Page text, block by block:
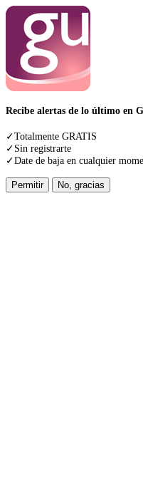
Recibe alertas de lo último en
✓Totalmente GRATIS
✓Sin registrarte
✓Date de baja en cualquier
Permitir No, gracias